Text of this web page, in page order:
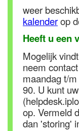
weer
kalenderop
Heeft u een
Mogelijk
neem
maandag t/
90. U kunt
op. Vermeld
dan 'storing'